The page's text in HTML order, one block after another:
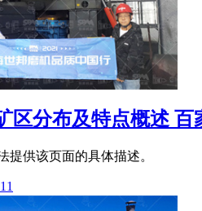
区分布及特点概述 百
提供该页面的具体描述。